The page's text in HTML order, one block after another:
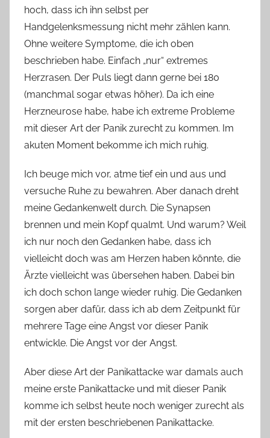
hoch, dass ich ihn selbst per
Handgelenksmessung nicht mehr zählen kann.
Ohne weitere Symptome, die ich oben
beschrieben habe. Einfach „nur“ extremes
Herzrasen. Der Puls liegt dann gerne bei 180
(manchmal sogar etwas höher). Da ich eine
Herzneurose habe, habe ich extreme Probleme
mit dieser Art der Panik zurecht zu kommen. Im
akuten Moment bekomme ich mich ruhig.
Ich beuge mich vor, atme tief ein und aus und
versuche Ruhe zu bewahren. Aber danach dreht
meine Gedankenwelt durch. Die Synapsen
brennen und mein Kopf qualmt. Und warum? Weil
ich nur noch den Gedanken habe, dass ich
vielleicht doch was am Herzen haben könnte, die
Ärzte vielleicht was übersehen haben. Dabei bin
ich doch schon lange wieder ruhig. Die Gedanken
sorgen aber dafür, dass ich ab dem Zeitpunkt für
mehrere Tage eine Angst vor dieser Panik
entwickle. Die Angst vor der Angst.
Aber diese Art der Panikattacke war damals auch
meine erste Panikattacke und mit dieser Panik
komme ich selbst heute noch weniger zurecht als
mit der ersten beschriebenen Panikattacke.